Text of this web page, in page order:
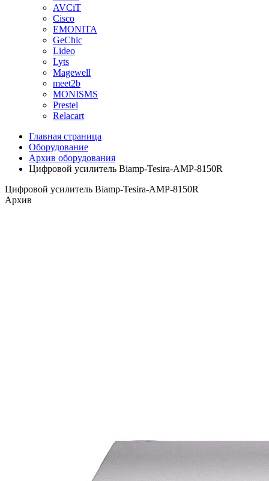
AVCiT
Cisco
EMONITA
GeChic
Lideo
Lyts
Magewell
meet2b
MONISMS
Prestel
Relacart
Главная страница
Оборудование
Архив оборудования
Цифровой усилитель Biamp-Tesira-AMP-8150R
Цифровой усилитель Biamp-Tesira-AMP-8150R
Архив